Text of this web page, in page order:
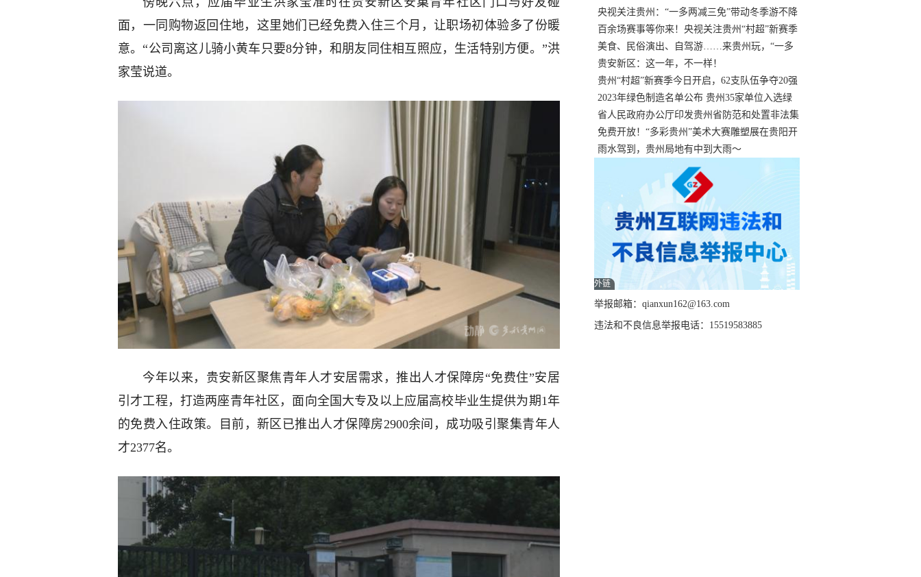
面，一同购物返回住地，这里她们已经免费入住三个月，让职场初体验多了份暖
意。“公司离这儿骑小黄车只要8分钟，和朋友同住相互照应，生活特别方便。”洪
家莹说道。
今年以来，贵安新区聚焦青年人才安居需求，推出人才保障房“免费住”安居
引才工程，打造两座青年社区，面向全国大专及以上应届高校毕业生提供为期1年
的免费入住政策。目前，新区已推出人才保障房2900余间，成功吸引聚集青年人
才2377名。
错过
央视关注贵州：“一多两减三免”带动冬季游不降
温
百余场赛事等你来！央视关注贵州“村超”新赛季
正式“打响”
美食、民俗演出、自驾游……来贵州玩，“一多
两减三免”！
贵安新区：这一年，不一样！
贵州“村超”新赛季今日开启，62支队伍争夺20强
名额
2023年绿色制造名单公布 贵州35家单位入选绿
色工厂
省人民政府办公厅印发贵州省防范和处置非法集
资工作实施细则
免费开放！“多彩贵州”美术大赛雕塑展在贵阳开
展，持续至1月19日
雨水驾到，贵州局地有中到大雨～
外链
举报邮箱：qianxun162@163.com
违法和不良信息举报电话：15519583885